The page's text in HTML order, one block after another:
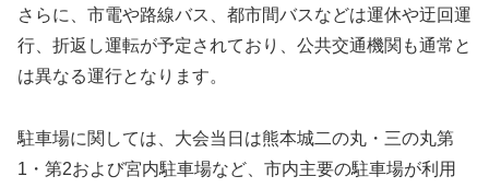
さらに、市電や路線バス、都市間バスなどは運休や迂回運
行、折返し運転が予定されており、公共交通機関も通常と
は異なる運行となります。
駐車場に関しては、大会当日は熊本城二の丸・三の丸第
1・第2および宮内駐車場など、市内主要の駐車場が利用